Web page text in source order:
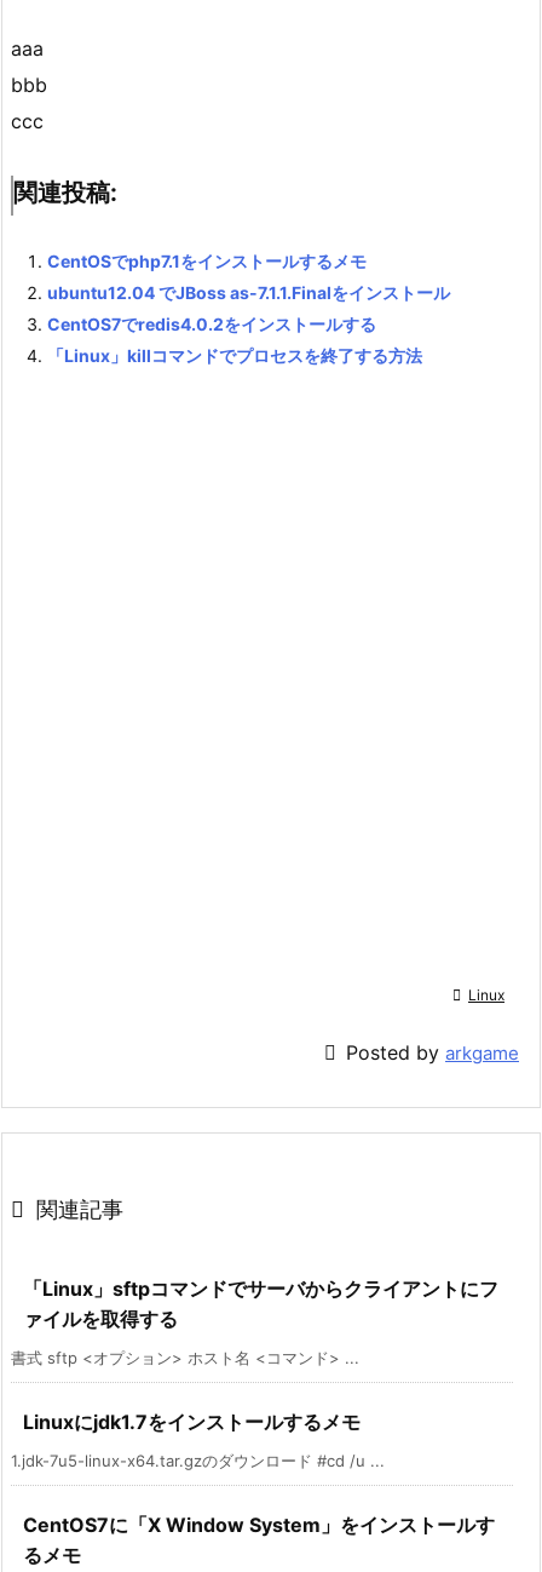
aaa
bbb
ccc
関連投稿:
CentOSでphp7.1をインストールするメモ
ubuntu12.04 でJBoss as-7.1.1.Finalをインストール
CentOS7でredis4.0.2をインストールする
「Linux」killコマンドでプロセスを終了する方法
 Linux
 Posted by arkgame
 関連記事
「Linux」sftpコマンドでサーバからクライアントにフ
ァイルを取得する
書式 sftp <オプション> ホスト名 <コマンド> ...
Linuxにjdk1.7をインストールするメモ
1.jdk-7u5-linux-x64.tar.gzのダウンロード #cd /u ...
CentOS7に「X Window System」をインストールす
るメモ